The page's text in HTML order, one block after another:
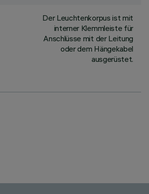
Der Leuchtenkorpus ist mit
interner Klemmleiste für
Anschlüsse mit der Leitung
oder dem Hängekabel
ausgerüstet.